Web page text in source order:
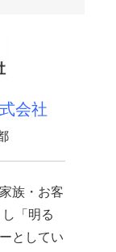
会社
族・お客
「明る
としてい